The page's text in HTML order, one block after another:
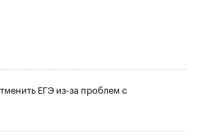
ЕГЭ из-за проблем с